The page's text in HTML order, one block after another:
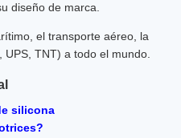
diseño de marca.
el transporte aéreo, la
TNT) a todo el mundo.
silicona